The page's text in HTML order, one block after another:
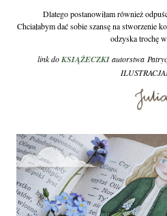
Dlatego postanowiłam również
Chciałabym dać sobie szansę na stworzenie
odzyska trochę
link doKSIĄŻECZKIautorstwa